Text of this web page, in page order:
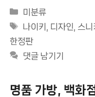
카
테
리
미분류
태
그
나이키 디자인 스니
한정판
댓글 남기기
명품 가방, 백화